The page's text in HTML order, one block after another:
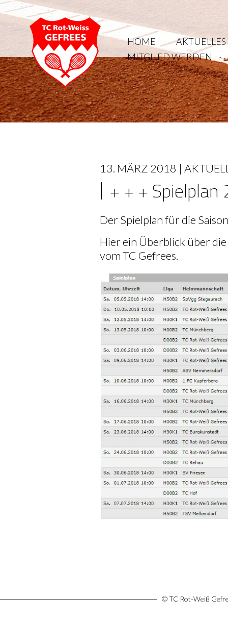
HOME
AKTUELLES
MITGLIED WERDEN
13. MÄRZ 2018 |
+ + +
Der Spielplan für die
Hier ein Überblick über
vom TC Gefrees.
© TC Rot-Weiß